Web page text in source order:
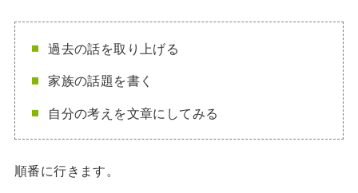
過去の話を取り上げる
家族の話題を書く
自分の考えを文章にしてみる
順番に行きます。